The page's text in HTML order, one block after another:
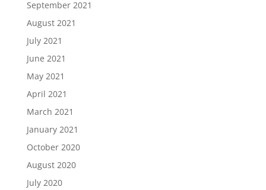
September 2021
August 2021
July 2021
June 2021
May 2021
April 2021
March 2021
January 2021
October 2020
August 2020
July 2020